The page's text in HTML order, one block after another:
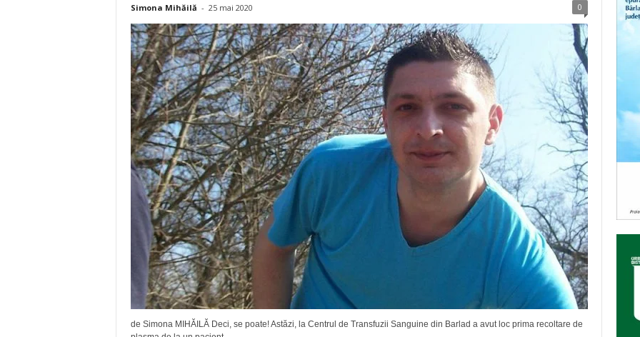
Simona Mihăilă - 25 mai 2020 0
de Simona MIHĂILĂ Deci, se poate! Astăzi, la Centrul de Transfuzii Sanguine din Barlad a avut loc prima recoltare de